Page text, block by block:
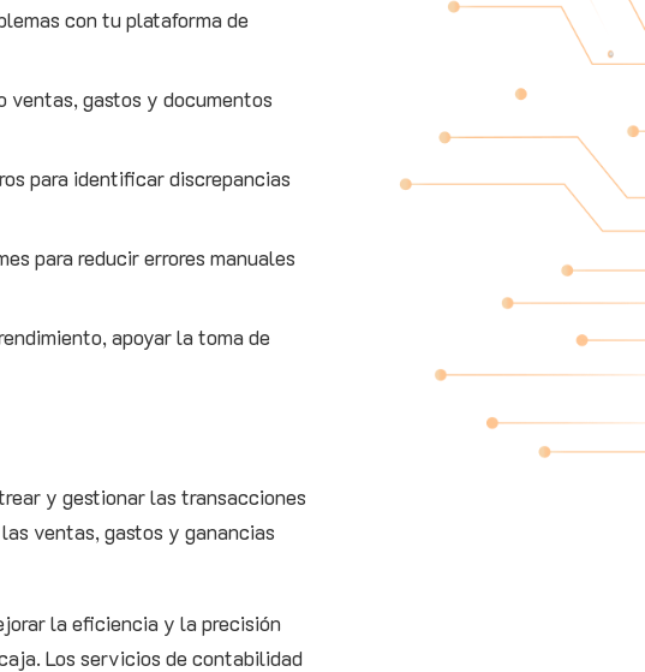
con tu plataforma de
ventas, gastos y documentos
para identificar discrepancias
para reducir errores manuales
apoyar la toma de
y gestionar las transacciones
ventas, gastos y ganancias
la eficiencia y la precisión
Los servicios de contabilidad